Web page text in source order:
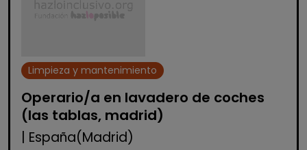
Limpieza y mantenimiento
Operario/a en lavadero de coches
(las tablas, madrid)
| España(Madrid)